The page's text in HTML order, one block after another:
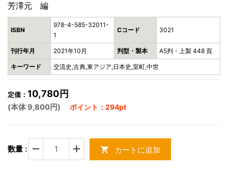
芳澤元 編
ISBN
978-4-585-32011-
1
Cコード 3021
刊行年月 2021年10月 判型・製本 A5判・上製 448 頁
キーワード 交流史,古典,東アジア,日本史,室町,中世
定価： 10,780円
(本体 9,800円) ポイント：294pt
数量 : remove add shopping_cart カートに追加